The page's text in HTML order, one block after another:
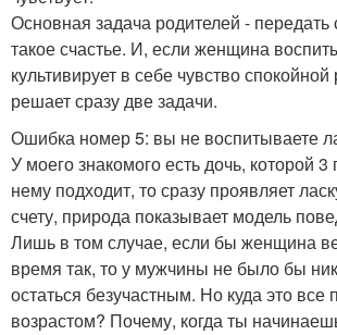
Основная задача родителей - передать
такое счастье. И, если женщина
культивирует в себе чувство
решает сразу две задачи.
Ошибка номер 5: вы не воспитываете
У моего знакомого есть дочь, которой 3
нему подходит, то сразу проявляет
счету, природа показывает модель
Лишь в том случае, если бы женщина
время так, то у мужчины не было бы
остаться безучастным. Но куда это все
возрастом? Почему, когда ты